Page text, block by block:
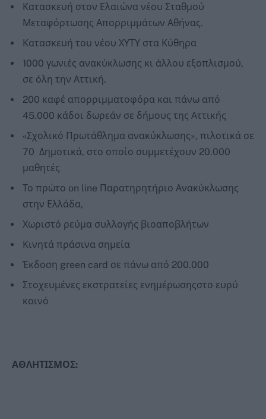
Κατασκευή στον Ελαιώνα νέου Σταθμού
Μεταφόρτωσης Απορριμμάτων Αθήνας.
Κατασκευή του νέου ΧΥΤΥ στα Κύθηρα
1000 γωνιές ανακύκλωσης κι άλλου εξοπλισμού,
σε όλη την Αττική.
200 καφέ απορριμματοφόρα και πάνω από
45.000 κάδοι δωρεάν σε δήμους της Αττικής
«Σχολικό Πρωτάθλημα ανακύκλωσης», πιλοτικά σε
70 Δημοτικά, στο οποίο συμμετέχουν 20.000
μαθητές
Το πρώτο on line Παρατηρητήριο Ανακύκλωσης
στην Ελλάδα,
Χωριστό ρεύμα συλλογής βιοαποβλήτων
Κινητά πράσινα σημεία
Έκδοση green card σε πάνω από 200.000
Στοχευμένες εκστρατείες ενημέρωσηςστο ευρύ
κοινό
ΑΘΛΗΤΙΣΜΟΣ: